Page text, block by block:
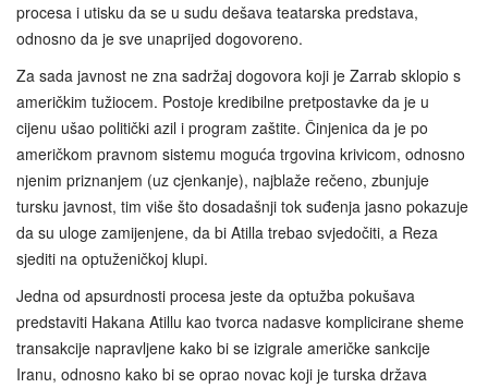
procesa i utisku da se u sudu dešava teatarska predstava,
odnosno da je sve unaprijed dogovoreno.
Za sada javnost ne zna sadržaj dogovora koji je Zarrab sklopio s
američkim tužiocem. Postoje kredibilne pretpostavke da je u
cijenu ušao politički azil i program zaštite. Činjenica da je po
američkom pravnom sistemu moguća trgovina krivicom, odnosno
njenim priznanjem (uz cjenkanje), najblaže rečeno, zbunjuje
tursku javnost, tim više što dosadašnji tok suđenja jasno pokazuje
da su uloge zamijenjene, da bi Atilla trebao svjedočiti, a Reza
sjediti na optuženičkoj klupi.
Jedna od apsurdnosti procesa jeste da optužba pokušava
predstaviti Hakana Atillu kao tvorca nadasve komplicirane sheme
transakcije napravljene kako bi se izigrale američke sankcije
Iranu, odnosno kako bi se oprao novac koji je turska država